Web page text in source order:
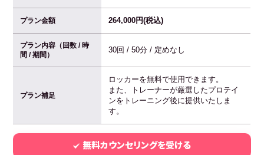
プラン金額 264,000円(税込)
プラン内容（回数 / 時
間 / 期間）
30回 / 50分 / 定めなし
プラン補足
ロッカーを無料で使用できます。
また、トレーナーが厳選したプロテイ
ンをトレーニング後に提供いたしま
す。
無料カウンセリングを受ける